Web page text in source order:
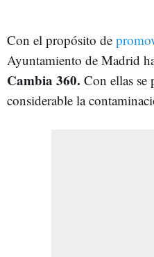
Con el propósito de
Ayuntamiento de Madrid
Cambia 360. Con ellas se
considerable la